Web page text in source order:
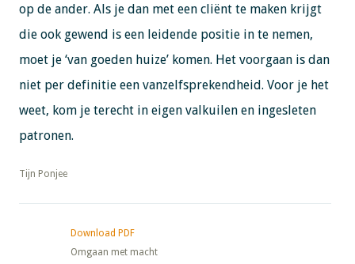
op de ander. Als je dan met een cliënt te maken krijgt
die ook gewend is een leidende positie in te nemen,
moet je ‘van goeden huize’ komen. Het voorgaan is dan
niet per definitie een vanzelfsprekendheid. Voor je het
weet, kom je terecht in eigen valkuilen en ingesleten
patronen.
​​​​​​​Tijn Ponjee
Download PDF
Omgaan met macht